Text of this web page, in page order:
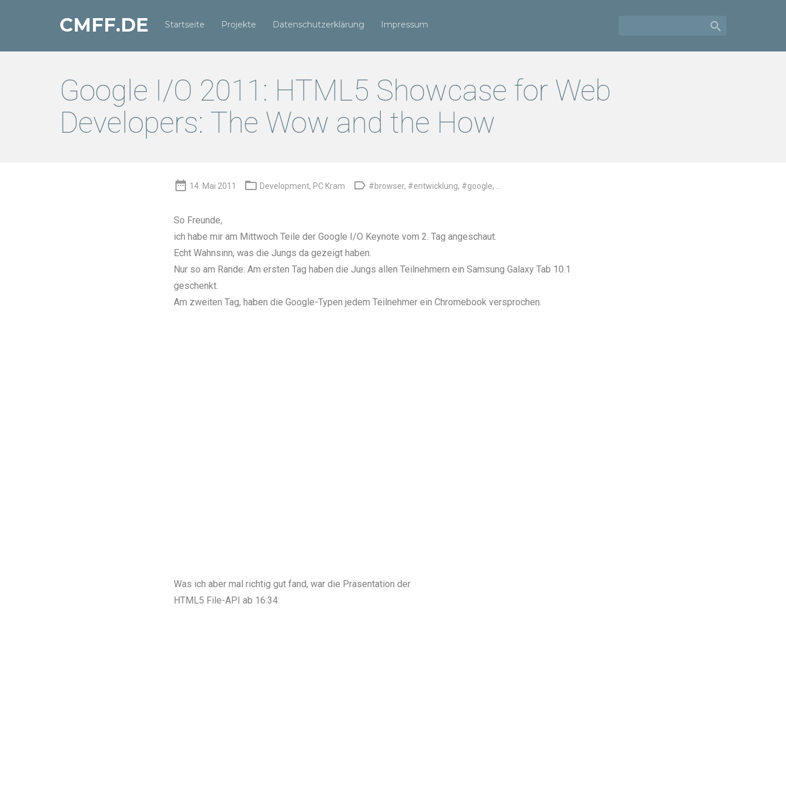
CMFF.DE Startseite Projekte Datenschutzerklärung Impressum 
Google I/O 2011: HTML5 Showcase for Web
Developers: The Wow and the How
 14. Mai 2011  Development, PC Kram  #browser, #entwicklung, #google, ...
So Freunde,
ich habe mir am Mittwoch Teile der Google I/O Keynote vom 2. Tag angeschaut.
Echt Wahnsinn, was die Jungs da gezeigt haben.
Nur so am Rande: Am ersten Tag haben die Jungs allen Teilnehmern ein Samsung Galaxy Tab 10.1
geschenkt.
Am zweiten Tag, haben die Google-Typen jedem Teilnehmer ein Chromebook versprochen.
Was ich aber mal richtig gut fand, war die Präsentation der
HTML5 File-API ab 16:34: